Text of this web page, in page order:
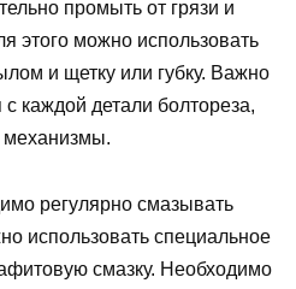
промыть от грязи и
этого можно использовать
и щетку или губку. Важно
с каждой детали болтореза,
механизмы.
регулярно смазывать
использовать специальное
смазку. Необходимо